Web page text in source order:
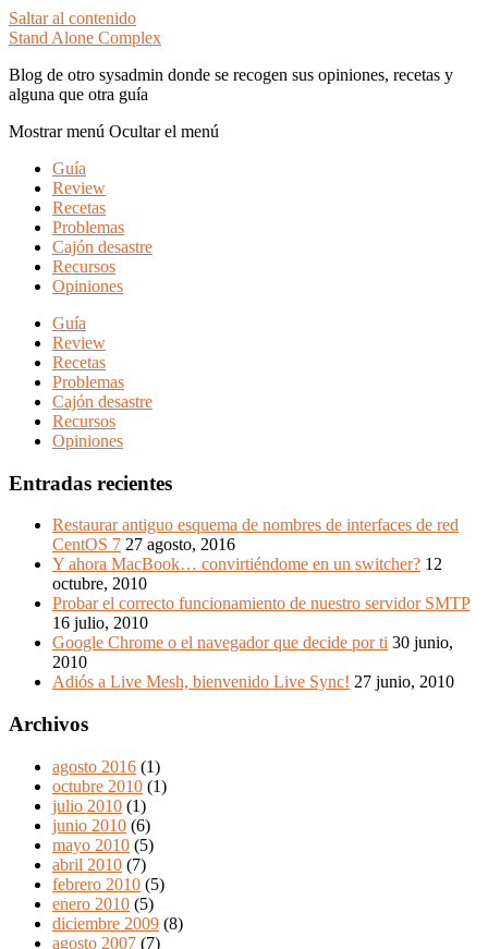
Saltar al contenido
Stand Alone Complex
Blog de otro sysadmin donde se recogen sus opiniones, recetas y
alguna que otra guía
Mostrar menú Ocultar el menú
Guía
Review
Recetas
Problemas
Cajón desastre
Recursos
Opiniones
Guía
Review
Recetas
Problemas
Cajón desastre
Recursos
Opiniones
Entradas recientes
Restaurar antiguo esquema de nombres de interfaces de red
CentOS 7 27 agosto, 2016
Y ahora MacBook… convirtiéndome en un switcher? 12
octubre, 2010
Probar el correcto funcionamiento de nuestro servidor SMTP
16 julio, 2010
Google Chrome o el navegador que decide por ti 30 junio,
2010
Adiós a Live Mesh, bienvenido Live Sync! 27 junio, 2010
Archivos
agosto 2016 (1)
octubre 2010 (1)
julio 2010 (1)
junio 2010 (6)
mayo 2010 (5)
abril 2010 (7)
febrero 2010 (5)
enero 2010 (5)
diciembre 2009 (8)
agosto 2007 (7)